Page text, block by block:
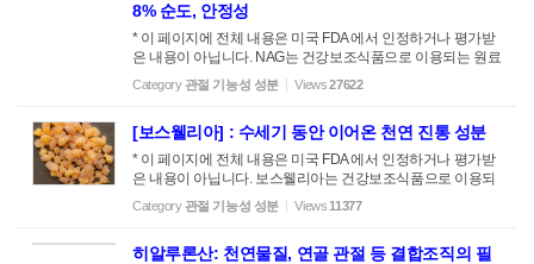
절염이나 류마티스 관절염과 같은 질환에서 관절 통증과 뻣뻣
함을 위한 자연 요법으로 자주 사용됩니다. 임상에서 UC-II가
관절 불편을 줄이고 관절 기능을 향상시키는 데 도움이 될 수
있다고 합니다 2. 콜라겐 콜라겐은 신체의 주요 구조 단백질이
며 관절, 힘줄, ...
8% 순도, 안정성
* 이 페이지에 전체 내용은 미국 FDA 에서 인정하거나 평가받
은 내용이 아닙니다. NAG는 건강보조식품으로 이용되는 원료
입니다. 질병을 치료하거나 진단하려는 의도가 아님을 밝힙니
다. 필요한 경우 (기저질환) 복용하기전 건강 전문 종사자에게
아래 내용은 신문기사를 전문 발췌한 것입니다. 1950년대의
페이퍼 크로마토그라피 기술의 발전으로 사람의 인유 중의 소
량 존재하는 당류의 분리가 가능하게 됐고 모유 중에서 10종
류의 중성당이 분리됐다.또 1980년대에는 27종류의 당류가
분리되었고 그 중 하나의 당인 N-아세틸글루코사민은 1981년
Category 관절 기능성 성분 Views27622
[보스웰리아] : 수세기 동안 이어온 천연 진통 성분
* 이 페이지에 전체 내용은 미국 FDA 에서 인정하거나 평가받
은 내용이 아닙니다. 보스웰리아는 건강보조식품으로 이용되
는 원료입니다. 질병을 치료하거나 진단하려는 의도가 아님을
밝힙니다. 필요한 경우 (기저질환) 복용하기전 건강 전문 종사
출한 보스웰리아는 전통적으로 관절 건강을 지원하는 데 사용
Category 관절 기능성 성분 Views11377
히알루론산: 천연물질, 연골 관절 등 결합조직의 필